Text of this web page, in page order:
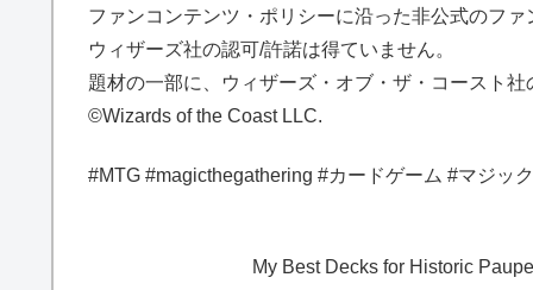
ファンコンテンツ・ポリシーに沿った非公式のフ
ウィザーズ社の認可/許諾は得ていません。
題材の一部に、ウィザーズ・オブ・ザ・コースト
©Wizards of the Coast LLC.
#MTG #magicthegathering #カードゲーム #マジッ
My Best Decks for Historic